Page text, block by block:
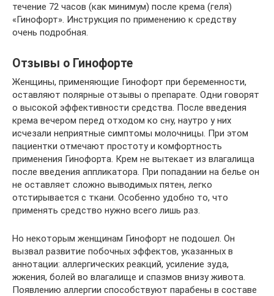
течение 72 часов (как минимум) после крема (геля)
«Гинофорт». Инструкция по применению к средству
очень подробная.
Отзывы о Гинофорте
Женщины, применяющие Гинофорт при беременности,
оставляют полярные отзывы о препарате. Одни говорят
о высокой эффективности средства. После введения
крема вечером перед отходом ко сну, наутро у них
исчезали неприятные симптомы молочницы. При этом
пациентки отмечают простоту и комфортность
применения Гинофорта. Крем не вытекает из влагалища
после введения аппликатора. При попадании на белье он
не оставляет сложно выводимых пятен, легко
отстирывается с ткани. Особенно удобно то, что
применять средство нужно всего лишь раз.
Но некоторым женщинам Гинофорт не подошел. Он
вызвал развитие побочных эффектов, указанных в
аннотации: аллергических реакций, усиление зуда,
жжения, болей во влагалище и спазмов внизу живота.
Появлению аллергии способствуют парабены в составе